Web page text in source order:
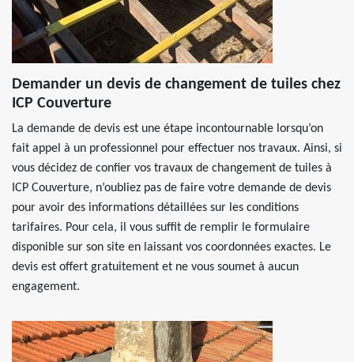
Demander un devis de changement de tuiles chez
ICP Couverture
La demande de devis est une étape incontournable lorsqu’on
fait appel à un professionnel pour effectuer nos travaux. Ainsi, si
vous décidez de confier vos travaux de changement de tuiles à
ICP Couverture, n’oubliez pas de faire votre demande de devis
pour avoir des informations détaillées sur les conditions
tarifaires. Pour cela, il vous suffit de remplir le formulaire
disponible sur son site en laissant vos coordonnées exactes. Le
devis est offert gratuitement et ne vous soumet à aucun
engagement.